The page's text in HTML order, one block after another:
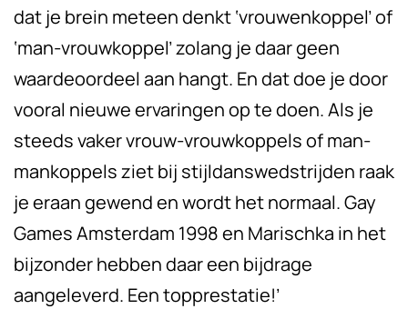
dat je brein meteen denkt ‘vrouwenkoppel’ of
‘man-vrouwkoppel’ zolang je daar geen
waardeoordeel aan hangt. En dat doe je door
vooral nieuwe ervaringen op te doen. Als je
steeds vaker vrouw-vrouwkoppels of man-
mankoppels ziet bij stijldanswedstrijden raak
je eraan gewend en wordt het normaal. Gay
Games Amsterdam 1998 en Marischka in het
bijzonder hebben daar een bijdrage
aangeleverd. Een topprestatie!’